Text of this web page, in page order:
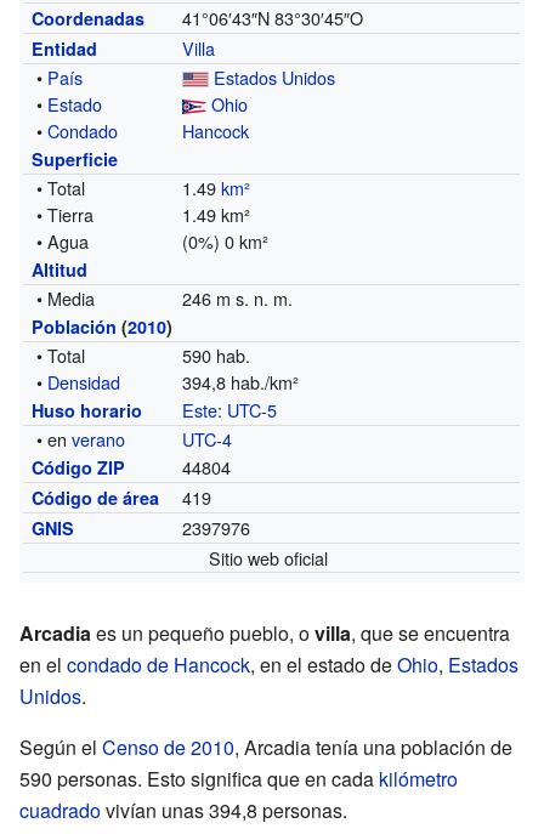
Coordenadas 41°06′43″N 83°30′45″O
Entidad
Villa
• País
Estados Unidos
• Estado
Ohio
•Condado Hancock
Superficie
• Total 1.49km²
• Tierra
1.49 km²
• Agua
(0%) 0 km²
Altitud
• Media 246 m s. n. m.
Población (2010)
• Total
590 hab.
• Densidad 394,8 hab./km²
Huso horario Este: UTC-5
• enverano UTC-4
Código ZIP 44804
Código de área 419
GNIS
2397976
Sitio web oficial
Arcadiaes un pequeño pueblo, ovilla, que se encuentra
en el condado de Hancock, en el estado deOhio, Estados
Unidos.
Según el Censo de 2010, Arcadia tenía una población de
590 personas. Esto significa que en cada kilómetro
cuadradovivían unas 394,8 personas.